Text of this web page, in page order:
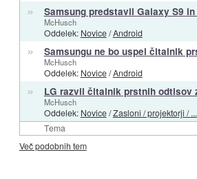
Tema
» Samsung predstavil Galaxy S9 in
McHusch
Oddelek: Novice/Android
» Samsungu ne bo uspel čitalnik
McHusch
Oddelek: Novice/Android
» LG razvil čitalnik prstnih odtisov
McHusch
Oddelek: Novice/Zasloni / projektorji / ...
Več podobnih tem